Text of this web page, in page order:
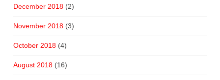
December 2018(2)
November 2018(3)
October 2018(4)
August 2018(16)